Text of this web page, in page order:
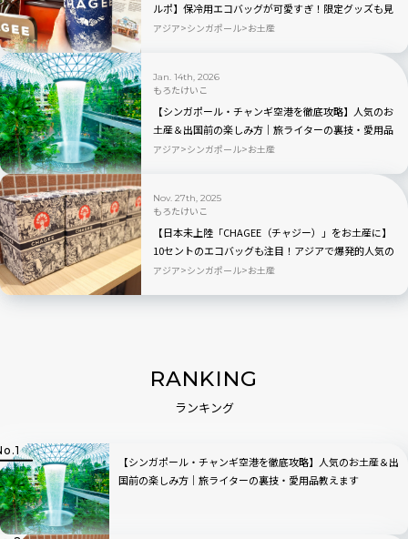
ルポ】保冷用エコバッグが可愛すぎ！限定グッズも見
逃せない
アジア シンガポール お土産
Jan. 14th, 2026
もろたけいこ
【シンガポール・チャンギ空港を徹底攻略】人気のお
土産＆出国前の楽しみ方｜旅ライターの裏技・愛用品
教えます
アジア シンガポール お土産
Nov. 27th, 2025
もろたけいこ
【日本未上陸「CHAGEE（チャジー）」をお土産に】
10セントのエコバッグも注目！アジアで爆発的人気の
ティーブランド現地ルポ｜シンガポール編
アジア シンガポール お土産
RANKING
ランキング
【シンガポール・チャンギ空港を徹底攻略】人気のお土産＆出
国前の楽しみ方｜旅ライターの裏技・愛用品教えます